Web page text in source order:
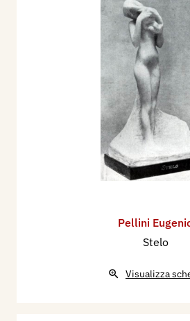
Pellini
Stelo
Visualizza